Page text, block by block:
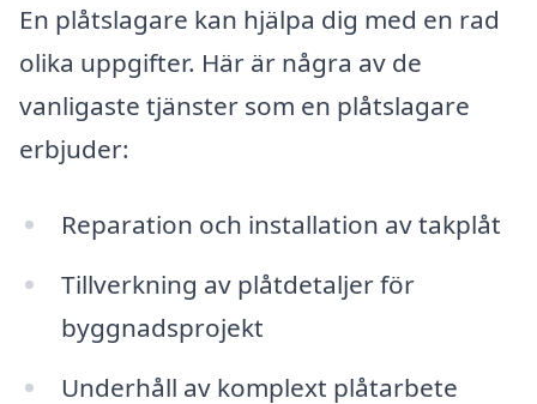
En plåtslagare kan hjälpa dig med en rad
olika uppgifter. Här är några av de
vanligaste tjänster som en plåtslagare
erbjuder:
Reparation och installation av takplåt
Tillverkning av plåtdetaljer för
byggnadsprojekt
Underhåll av komplext plåtarbete